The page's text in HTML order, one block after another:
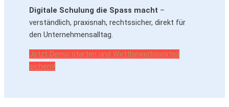
Digitale Schulung die Spass macht –
verständlich, praxisnah, rechtssicher, direkt für
den Unternehmensalltag.
Jetzt Demo starten und Wettbewerbsvorteil
sichern!